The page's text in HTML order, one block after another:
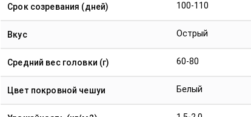
Срок созревания (дней) 100-110
Вкус Острый
Средний вес головки (г) 60-80
Цвет покровной чешуи Белый